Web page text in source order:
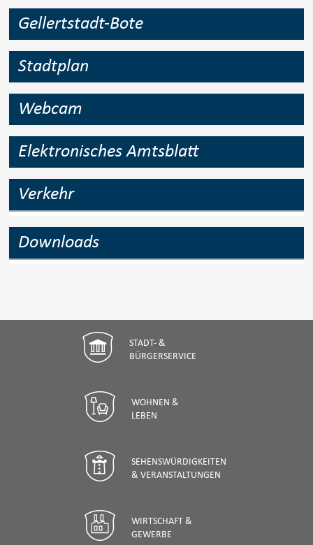
Gellertstadt-Bote
Stadtplan
Webcam
Elektronisches Amtsblatt
Verkehr
Downloads
STADT- &
BÜRGERSERVICE
WOHNEN &
LEBEN
SEHENSWÜRDIGKEITEN
& VERANSTALTUNGEN
WIRTSCHAFT &
GEWERBE